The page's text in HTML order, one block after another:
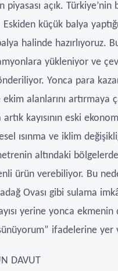
piyasası açık.
küçük balya
halinde hazırlıyoruz.
yükleniyor ve
Yonca para
alanlarını artırmaya
kayısının eski
ısınma ve iklim
altındaki bölgelerde
ürün verebiliyor. Bu
Ovası gibi sulama
yerine yonca ekmenin
ifadelerine yer
DAVUT